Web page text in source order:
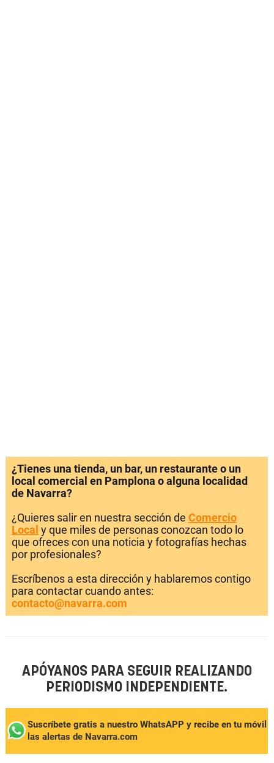
¿Tienes una tienda, un bar, un restaurante o un
local comercial en Pamplona o alguna localidad
de Navarra?
¿Quieres salir en nuestra sección de Comercio
Local y que miles de personas conozcan todo lo
que ofreces con una noticia y fotografías hechas
por profesionales?
Escríbenos a esta dirección y hablaremos contigo
para contactar cuando antes:
contacto@navarra.com
APÓYANOS PARA SEGUIR REALIZANDO
PERIODISMO INDEPENDIENTE.
Suscríbete gratis a nuestro WhatsAPP y recibe en tu móvil
las alertas de Navarra.com